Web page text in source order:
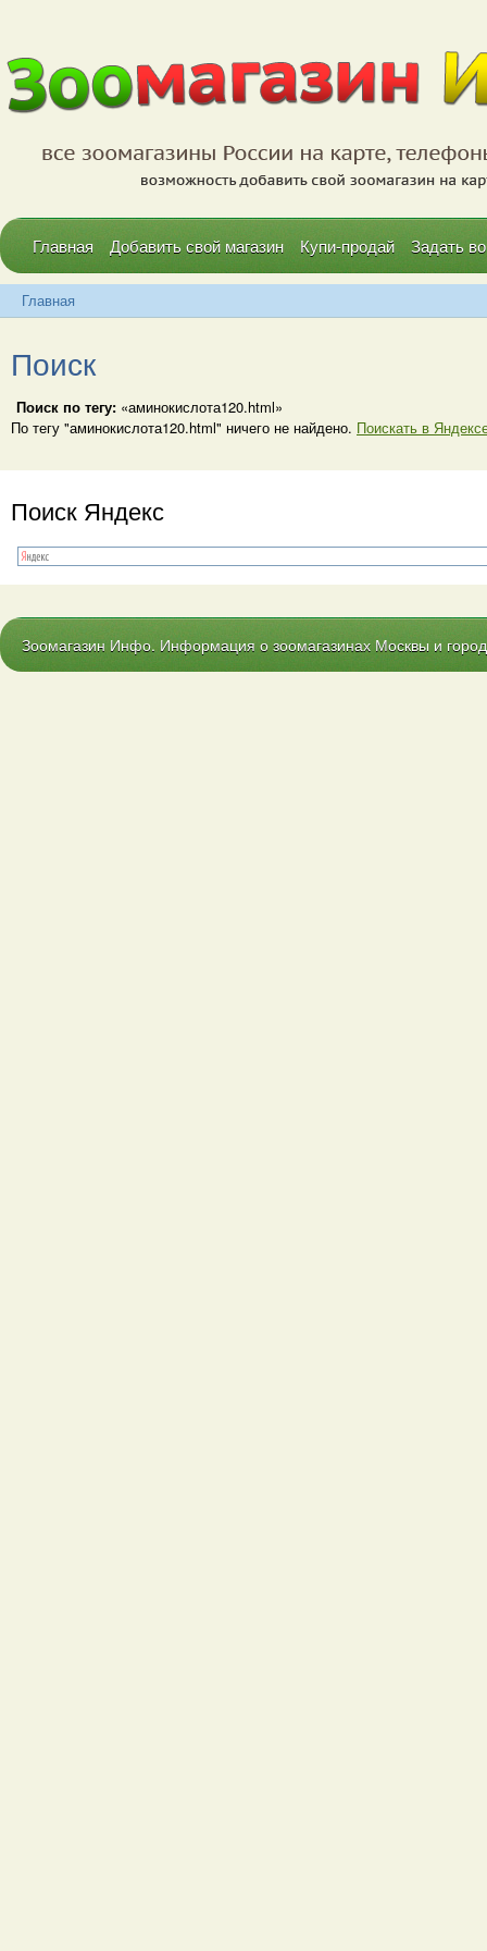
Главная Добавить свой магазин Купи-продай Задать
Главная
Поиск
Поиск по тегу: «аминокислота120.html»
По тегу "аминокислота120.html" ничего не найдено. Поискать в
Поиск Яндекс
Зоомагазин Инфо. Информация о зоомагазинах Москвы и